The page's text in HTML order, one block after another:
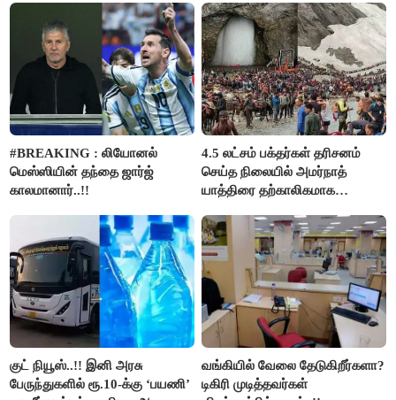
#BREAKING : லியோனல்
மெஸ்ஸியின் தந்தை ஜார்ஜ்
காலமானார்..!!
4.5 லட்சம் பக்தர்கள் தரிசனம்
செய்த நிலையில் அமர்நாத்
யாத்திரை தற்காலிகமாக
குட் நியூஸ்..!! இனி அரசு
பேருந்துகளில் ரூ.10-க்கு ‘பயணி’
வங்கியில் வேலை தேடுகிறீர்களா?
டிகிரி முடித்தவர்கள்